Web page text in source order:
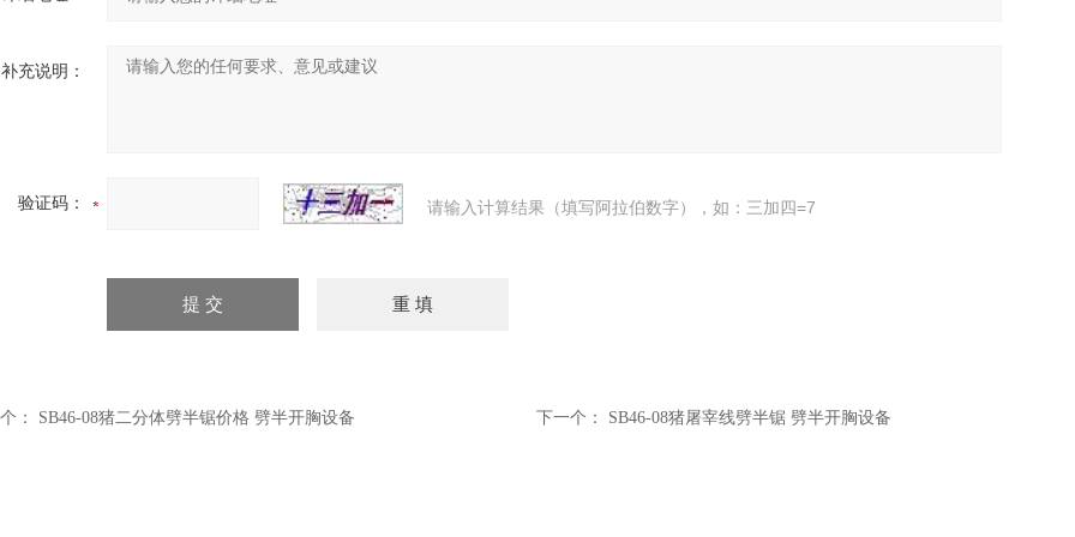
补充说明：
验证码： 请输入计算结果（填写阿拉伯数字），如：三加四=7
： SB46-08猪二分体劈半锯价格 劈半开胸设备 下一个： SB46-08猪屠宰线劈半锯 劈半开胸设备